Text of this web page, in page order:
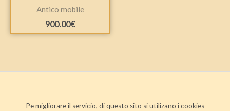
Antico mobile
900.00€
Pe migliorare il servicio, di questo sito si utilizano i cookies